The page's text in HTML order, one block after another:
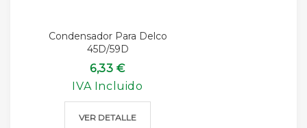
Condensador Para Delco
45D/59D
6,33 €
IVA Incluido
VER DETALLE